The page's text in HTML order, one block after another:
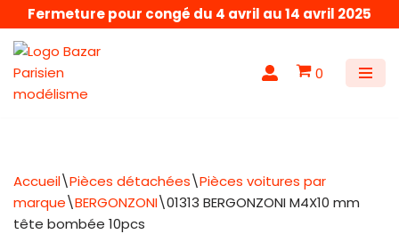
Aller
au
contenu
Fermeture pour congé du 4 avril au 14 avril 2025
0
Accueil\Pièces détachées\Pièces voitures par
marque\BERGONZONI\01313 BERGONZONI M4X10 mm
tête bombée 10pcs